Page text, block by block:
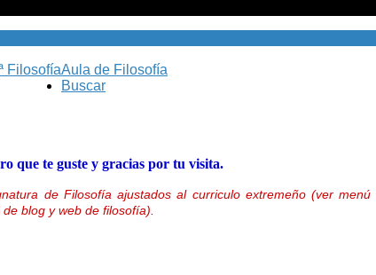
Aula de Filosofía
Filosofía
Buscar
que te guste y gracias por tu visita.
de Filosofía ajustados al curriculo extremeño (ver menú
blog y web de filosofía).